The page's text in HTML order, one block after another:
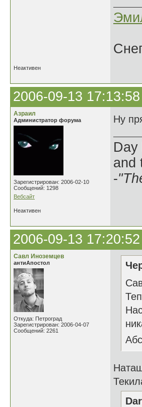
Неактивен
2006-09-13 17:13:58
Азраил
Администратор форума
Зарегистрирован: 2006-02-10
Сообщений: 1298
Вебсайт
Ну
Day
and
-
Неактивен
2006-09-13 17:20:52
Савл Иноземцев
антиАпостол
Откуда: Петроград
Зарегистрирован: 2006-04-07
Сообщений: 2261